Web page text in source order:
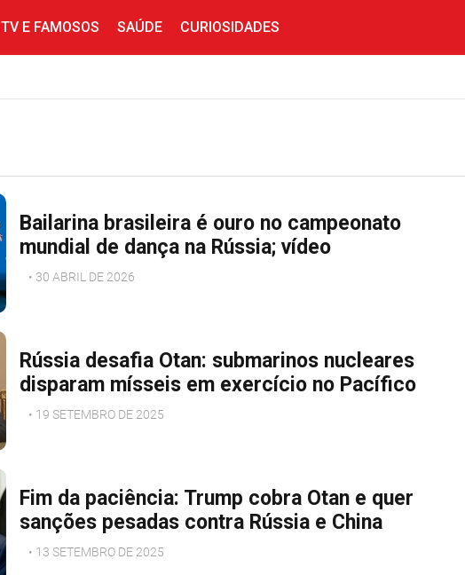
TV E FAMOSOS SAÚDE CURIOSIDADES
Bailarina brasileira é ouro no campeonato
mundial de dança na Rússia; vídeo
• 30 ABRIL DE 2026
Rússia desafia Otan: submarinos nucleares
disparam mísseis em exercício no Pacífico
• 19 SETEMBRO DE 2025
Fim da paciência: Trump cobra Otan e quer
sanções pesadas contra Rússia e China
• 13 SETEMBRO DE 2025